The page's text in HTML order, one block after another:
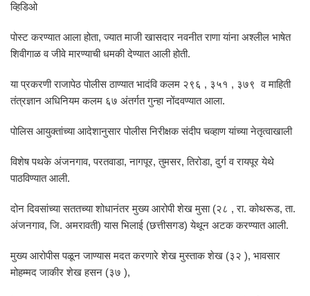
व्हिडिओ
पोस्ट करण्यात आला होता, ज्यात माजी खासदार नवनीत राणा यांना अश्लील भाषेत
शिवीगाळ व जीवे मारण्याची धमकी देण्यात आली होती.
या प्रकरणी राजापेठ पोलीस ठाण्यात भादंवि कलम २९६ , ३५१ , ३७९ व माहिती
तंत्रज्ञान अधिनियम कलम ६७ अंतर्गत गुन्हा नोंदवण्यात आला.
पोलिस आयुक्तांच्या आदेशानुसार पोलीस निरीक्षक संदीप चव्हाण यांच्या नेतृत्वाखाली
विशेष पथके अंजनगाव, परतवाडा, नागपूर, तुमसर, तिरोडा, दुर्ग व रायपूर येथे
पाठविण्यात आली.
दोन दिवसांच्या सततच्या शोधानंतर मुख्य आरोपी शेख मुसा (२८ , रा. कोथरूड, ता.
अंजनगाव, जि. अमरावती) यास भिलाई (छत्तीसगड) येथून अटक करण्यात आली.
मुख्य आरोपीस पळून जाण्यास मदत करणारे शेख मुस्ताक शेख (३२ ), भावसार
मोहम्मद जाकीर शेख हसन (३७ ),